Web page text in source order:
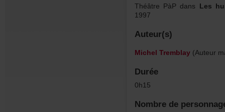
ThéâtrePàPdans
1997
Auteur(s)
MichelTremblay
Durée
0h15